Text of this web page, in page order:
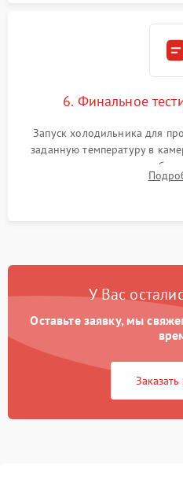
6. Финальное
Запуск холодильника для
заданную температуру в
компрессора, отсутствия
срабатывания системы
У Вас
Оставьте заявку, мы